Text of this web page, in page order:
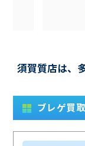
須賀質店は、
ブレゲ買